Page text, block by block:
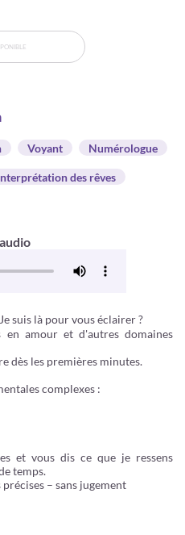
Voyant Numérologue
des rêves
suis là pour vous éclairer ?
en amour et d'autres domaines
dès les premières minutes.
complexes :
et vous dis ce que je ressens
temps.
– sans jugement